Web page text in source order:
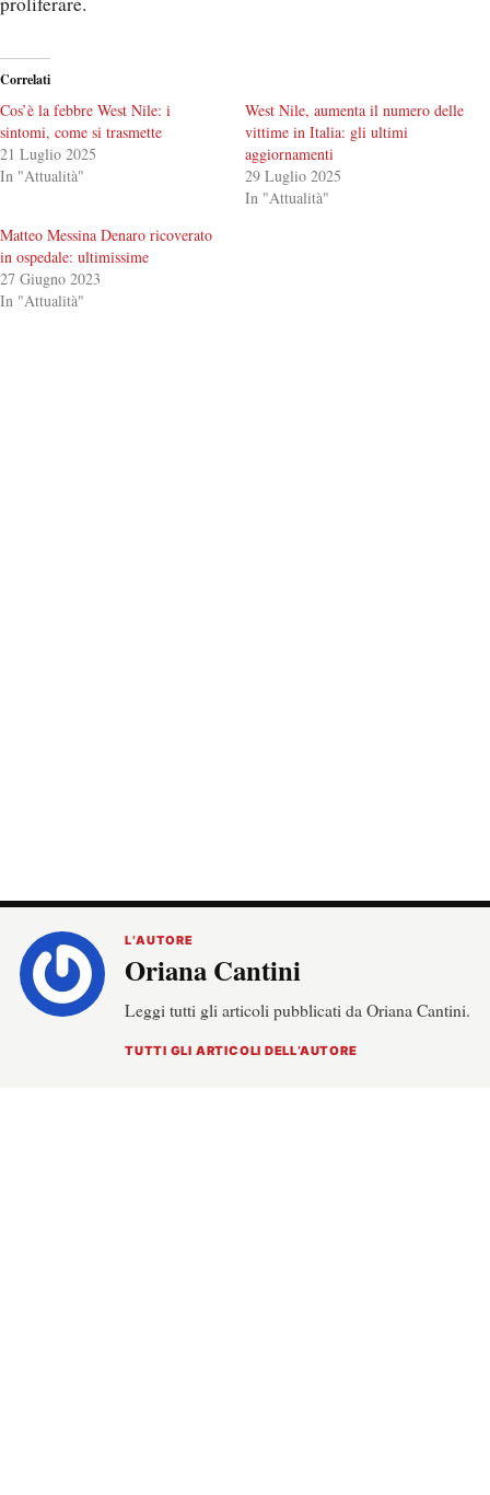
Correlati
Cos’è la febbre West Nile: i
sintomi, come si trasmette
21 Luglio 2025
In "Attualità"
West Nile, aumenta il numero delle
vittime in Italia: gli ultimi
aggiornamenti
29 Luglio 2025
In "Attualità"
Matteo Messina Denaro ricoverato
in ospedale: ultimissime
27 Giugno 2023
In "Attualità"
L’AUTORE
Oriana Cantini
Leggi tutti gli articoli pubblicati da Oriana Cantini.
TUTTI GLI ARTICOLI DELL’AUTORE